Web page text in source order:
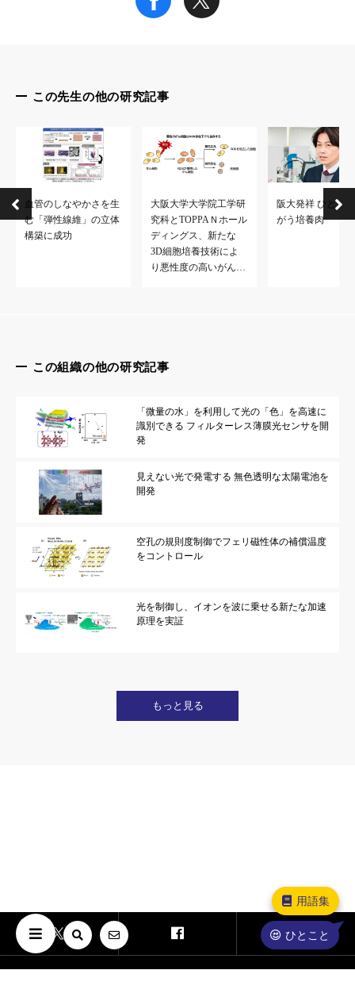
用語集
ひとこと
糧食研究会、明治
今後の展開
3D細胞培養技術「invivoid®」について
この先生の他の研究記事
血管のしなやかさを生
む「弾性線維」の立体
構築に成功
大阪大学大学院工学研
究科とTOPPAＮホール
ディングス、新たな
3D細胞培養技術によ
り悪性度の高いがんを
阪大発祥 ひとあ
がう培養肉
この組織の他の研究記事
「微量の水」を利用して光の「色」を高速に
識別できる フィルターレス薄膜光センサを開
発
見えない光で発電する 無色透明な太陽電池を
開発
空孔の規則度制御でフェリ磁性体の補償温度
をコントロール
光を制御し、イオンを波に乗せる新たな加速
原理を実証
もっと見る